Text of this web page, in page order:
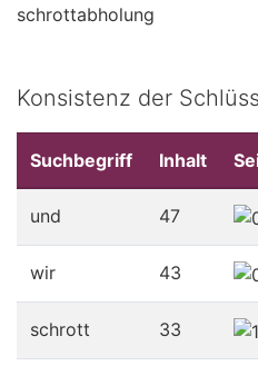
schrottabholung
Konsistenz der
Suchbegriff Inhalt
und 47
wir 43
schrott 33